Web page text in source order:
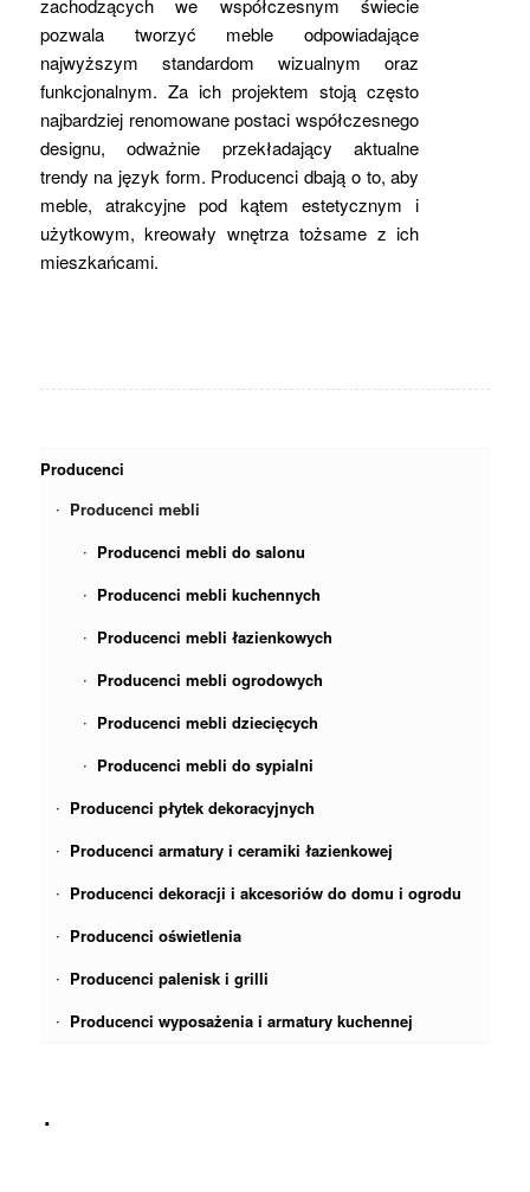
zachodzących we współczesnym świecie
pozwala tworzyć meble odpowiadające
najwyższym standardom wizualnym oraz
funkcjonalnym. Za ich projektem stoją często
najbardziej renomowane postaci współczesnego
designu, odważnie przekładający aktualne
trendy na język form. Producenci dbają o to, aby
meble, atrakcyjne pod kątem estetycznym i
użytkowym, kreowały wnętrza tożsame z ich
mieszkańcami.
Producenci
Producenci mebli
Producenci mebli do salonu
Producenci mebli kuchennych
Producenci mebli łazienkowych
Producenci mebli ogrodowych
Producenci mebli dziecięcych
Producenci mebli do sypialni
Producenci płytek dekoracyjnych
Producenci armatury i ceramiki łazienkowej
Producenci dekoracji i akcesoriów do domu i ogrodu
Producenci oświetlenia
Producenci palenisk i grilli
Producenci wyposażenia i armatury kuchennej